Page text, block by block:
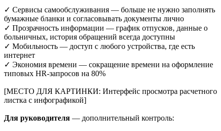
✓ Сервисы самообслуживания — больше не нужно заполнять
бумажные бланки и согласовывать документы лично
✓ Прозрачность информации — график отпусков, данные о
больничных, история обращений всегда доступны
✓ Мобильность — доступ с любого устройства, где есть
интернет
✓ Экономия времени — сокращение времени на оформление
типовых HR-запросов на 80%
[МЕСТО ДЛЯ КАРТИНКИ: Интерфейс просмотра расчетного
листка с инфографикой]
Для руководителя — дополнительный контроль: